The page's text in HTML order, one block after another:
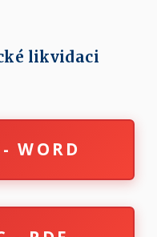
likvidaci
WORD